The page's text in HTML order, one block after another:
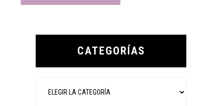
Primary
CATEGORÍAS